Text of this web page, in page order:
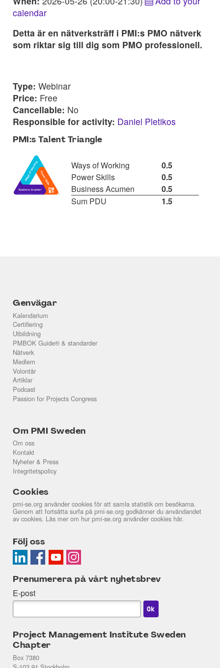
calendar
Detta är en nätverksträff i PMI:s PMO nätverk
som riktar sig till dig som PMO professionell.
Type: Webinar
Price: Free
Cancellable: No
Responsible for activity: Daniel Pletikos
PMI:s Talent Triangle
Ways of Working
0.5
Power Skills
0.5
Business Acumen
0.5
Sum PDU
1.5
Genvägar
Kalendarium
Certifiering
Utbildning
PMBOK Guide® & standarder
Nätverk
Medlem
Volontär
Artiklar
Podcast
Passion for Projects Congress
Om PMI Sweden
Om oss
Kontakt
Nyheter & Press
Integritetspolicy
Cookies
pmi-se.org använder cookies för att samla statistik om besökarna.
Genom att fortsätta surfa på pmi-se.org godkänner du användandet
av cookies. Läs mer om hur pmi-se.org använder cookies här.
Följ oss
Prenumerera på vårt nyhetsbrev
E-post
Project Management Institute Sweden
Chapter
Box 7380